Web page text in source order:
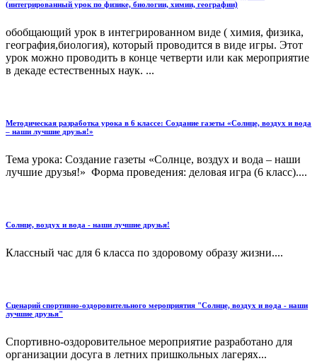
(интегрированный урок по физике, биологии, химии, географии)
обобщающий урок в интегрированном виде ( химия, физика,
география,биология), который проводится в виде игры. Этот
урок можно проводить в конце четверти или как мероприятие
в декаде естественных наук. ...
Методическая разработка урока в 6 классе: Создание газеты «Солнце, воздух и вода
– наши лучшие друзья!»
Тема урока: Создание газеты «Солнце, воздух и вода – наши
лучшие друзья!» Форма проведения: деловая игра (6 класс)....
Солнце, воздух и вода - наши лучшие друзья!
Классный час для 6 класса по здоровому образу жизни....
Сценарий спортивно-оздоровительного мероприятия "Солнце, воздух и вода - наши
лучшие друзья"
Спортивно-оздоровительное мероприятие разработано для
организации досуга в летних пришкольных лагерях...